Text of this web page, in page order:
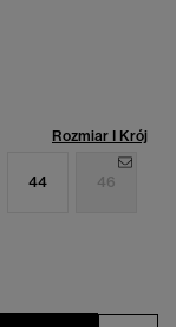
Rozmiar I Krój
44 46